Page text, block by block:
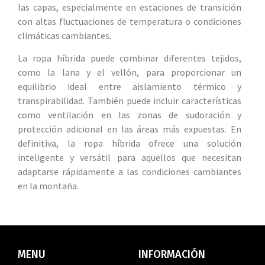
las capas, especialmente en estaciones de transición
con altas fluctuaciones de temperatura o condiciones
climáticas cambiantes.
La ropa híbrida puede combinar diferentes tejidos,
como la lana y el vellón, para proporcionar un
equilibrio ideal entre aislamiento térmico y
transpirabilidad. También puede incluir características
como ventilación en las zonas de sudoración y
protección adicional en las áreas más expuestas. En
definitiva, la ropa híbrida ofrece una solución
inteligente y versátil para aquellos que necesitan
adaptarse rápidamente a las condiciones cambiantes
en la montaña.
MENU INFORMACIÓN